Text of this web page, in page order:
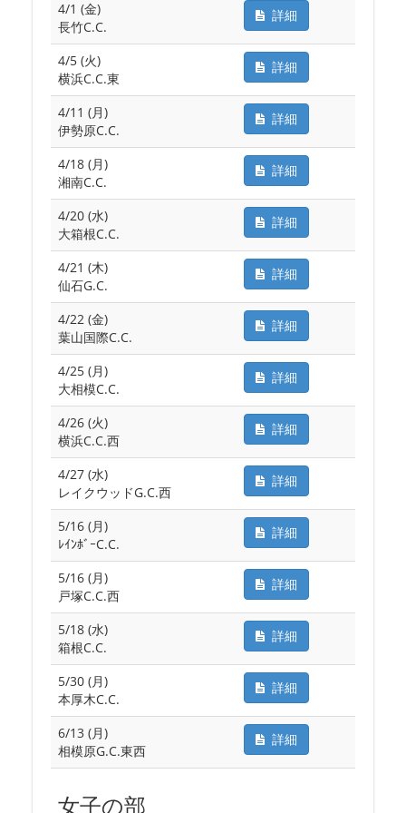
4/1 (金)
長竹C.C.
詳細
4/5 (火)
横浜C.C.東
詳細
4/11 (月)
伊勢原C.C.
詳細
4/18 (月)
湘南C.C.
詳細
4/20 (水)
大箱根C.C.
詳細
4/21 (木)
仙石G.C.
詳細
4/22 (金)
葉山国際C.C.
詳細
4/25 (月)
大相模C.C.
詳細
4/26 (火)
横浜C.C.西
詳細
4/27 (水)
レイクウッドG.C.西
詳細
5/16 (月)
ﾚｲﾝﾎﾞｰC.C.
詳細
5/16 (月)
戸塚C.C.西
詳細
5/18 (水)
箱根C.C.
詳細
5/30 (月)
本厚木C.C.
詳細
6/13 (月)
相模原G.C.東西
詳細
女子の部